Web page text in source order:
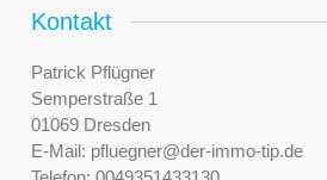
Kontakt
Patrick Pflügner
Semperstraße 1
01069 Dresden
E-Mail: pfluegner@der-immo-tip.de